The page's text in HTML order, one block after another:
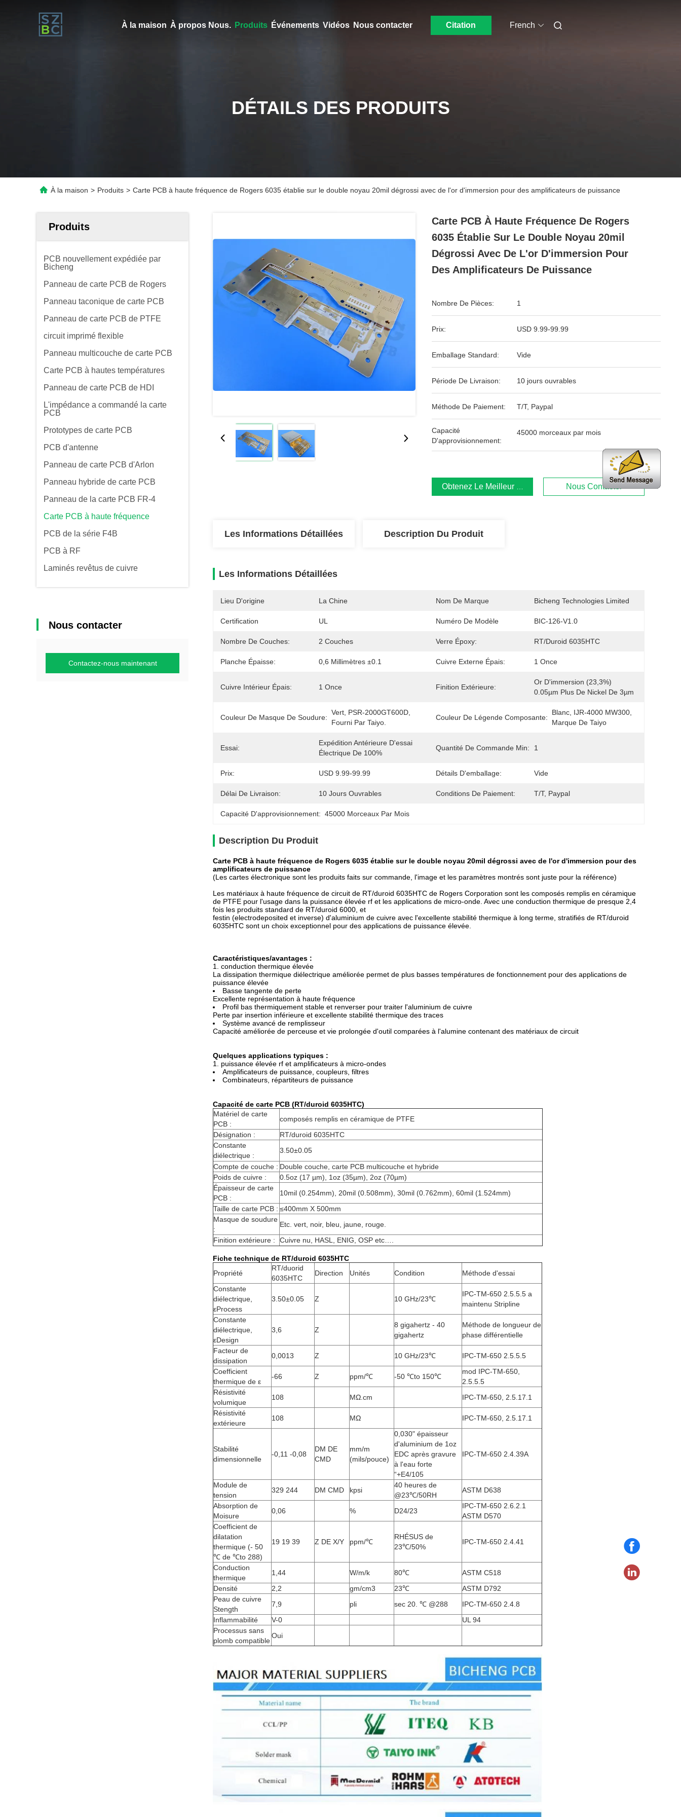
À la maison À propos Nous. Produits Événements Vidéos Nous contacter Citation French
DÉTAILS DES PRODUITS
À la maison > Produits > Carte PCB à haute fréquence de Rogers 6035 établie sur le double noyau 20mil dégrossi avec de l'or d'immersion pour des amplificateurs de puissance
Produits
PCB nouvellement expédiée par
Bicheng
Panneau de carte PCB de Rogers
Panneau taconique de carte PCB
Panneau de carte PCB de PTFE
circuit imprimé flexible
Panneau multicouche de carte PCB
Carte PCB à hautes températures
Panneau de carte PCB de HDI
L'impédance a commandé la carte
PCB
Prototypes de carte PCB
PCB d'antenne
Panneau de carte PCB d'Arlon
Panneau hybride de carte PCB
Panneau de la carte PCB FR-4
Carte PCB à haute fréquence
PCB de la série F4B
PCB à RF
Laminés revêtus de cuivre
Nous contacter
Contactez-nous maintenant
Carte PCB À Haute Fréquence De Rogers
6035 Établie Sur Le Double Noyau 20mil
Dégrossi Avec De L'or D'immersion Pour
Des Amplificateurs De Puissance
Nombre De Pièces: 1
Prix: USD 9.99-99.99
Emballage Standard: Vide
Période De Livraison: 10 jours ouvrables
Méthode De Paiement: T/T, Paypal
Capacité
D'approvisionnement:
45000 morceaux par mois
Obtenez Le Meilleur Prix Nous Contacter
Les Informations Détaillées Description Du Produit
Les Informations Détaillées
Lieu D'origine La Chine Nom De Marque Bicheng Technologies Limited
Certification UL Numéro De Modèle BIC-126-V1.0
Nombre De Couches: 2 Couches Verre Époxy: RT/duroid 6035HTC
Planche Épaisse: 0,6 Millimètres ±0.1 Cuivre Externe Épais: 1 Once
Cuivre Intérieur Épais: 1 Once Finition Extérieure:
Or D'immersion (23,3%)
0.05µm Plus De Nickel De 3µm
Couleur De Masque De Soudure:
Vert, PSR-2000GT600D,
Fourni Par Taiyo.
Couleur De Légende Composante:
Blanc, IJR-4000 MW300,
Marque De Taiyo
Essai:
Expédition Antérieure D'essai
Électrique De 100%
Quantité De Commande Min: 1
Prix: USD 9.99-99.99 Détails D'emballage: Vide
Délai De Livraison: 10 Jours Ouvrables Conditions De Paiement: T/T, Paypal
Capacité D'approvisionnement: 45000 Morceaux Par Mois
Description Du Produit
Carte PCB à haute fréquence de Rogers 6035 établie sur le double noyau 20mil dégrossi avec de l'or d'immersion pour des
amplificateurs de puissance
(Les cartes électronique sont les produits faits sur commande, l'image et les paramètres montrés sont juste pour la référence)
Les matériaux à haute fréquence de circuit de RT/duroid 6035HTC de Rogers Corporation sont les composés remplis en céramique
de PTFE pour l'usage dans la puissance élevée rf et les applications de micro-onde. Avec une conduction thermique de presque 2,4
fois les produits standard de RT/duroid 6000, et
festin (electrodeposited et inverse) d'aluminium de cuivre avec l'excellente stabilité thermique à long terme, stratifiés de RT/duroid
6035HTC sont un choix exceptionnel pour des applications de puissance élevée.
Caractéristiques/avantages :
1. conduction thermique élevée
La dissipation thermique diélectrique améliorée permet de plus basses températures de fonctionnement pour des applications de
puissance élevée
Basse tangente de perte
Excellente représentation à haute fréquence
Profil bas thermiquement stable et renverser pour traiter l'aluminium de cuivre
Perte par insertion inférieure et excellente stabilité thermique des traces
Système avancé de remplisseur
Capacité améliorée de perceuse et vie prolongée d'outil comparées à l'alumine contenant des matériaux de circuit
Quelques applications typiques :
1. puissance élevée rf et amplificateurs à micro-ondes
Amplificateurs de puissance, coupleurs, filtres
Combinateurs, répartiteurs de puissance
Capacité de carte PCB (RT/duroid 6035HTC)
Matériel de carte
PCB :
composés remplis en céramique de PTFE
Désignation :
RT/duroid 6035HTC
Constante
diélectrique :
3.50±0.05
Compte de couche : Double couche, carte PCB multicouche et hybride
Poids de cuivre :
0.5oz (17 µm), 1oz (35µm), 2oz (70µm)
Épaisseur de carte
PCB :
10mil (0.254mm), 20mil (0.508mm), 30mil (0.762mm), 60mil (1.524mm)
Taille de carte PCB : ≤400mm X 500mm
Masque de soudure
:
Etc. vert, noir, bleu, jaune, rouge.
Finition extérieure :
Cuivre nu, HASL, ENIG, OSP etc….
Fiche technique de RT/duroid 6035HTC
Propriété
RT/duorid
6035HTC
Direction Unités Condition
Méthode d'essai
Constante
diélectrique,
εProcess
3.50±0.05 Z 10 GHz/23℃
IPC-TM-650 2.5.5.5 a
maintenu Stripline
Constante
diélectrique,
εDesign
3,6 Z
8 gigahertz - 40
gigahertz
Méthode de longueur de
phase différentielle
Facteur de
dissipation
0,0013 Z 10 GHz/23℃
IPC-TM-650 2.5.5.5
Coefficient
thermique de ε
-66 Z ppm/℃ -50 ℃to 150℃
mod IPC-TM-650,
2.5.5.5
Résistivité
volumique
108 MΩ.cm
IPC-TM-650, 2.5.17.1
Résistivité
extérieure
108 MΩ IPC-TM-650, 2.5.17.1
Stabilité
dimensionnelle
-0,11 -0,08
DM DE
CMD
mm/m
(mils/pouce)
0,030" épaisseur
d'aluminium de 1oz
EDC après gravure
à l'eau forte
“+E4/105
IPC-TM-650 2.4.39A
Module de
tension
329 244 DM CMD kpsi
40 heures de
@23℃/50RH
ASTM D638
Absorption de
Moisure
0,06 % D24/23
IPC-TM-650 2.6.2.1
ASTM D570
Coefficient de
dilatation
thermique (- 50
℃ de ℃to 288)
19 19 39 Z DE X/Y ppm/℃
RHÉSUS de
23℃/50%
IPC-TM-650 2.4.41
Conduction
thermique
1,44 W/m/k 80℃
ASTM C518
Densité
2,2 gm/cm3 23℃
ASTM D792
Peau de cuivre
Stength
7,9 pli sec 20. ℃ @288
IPC-TM-650 2.4.8
Inflammabilité
V-0
UL 94
Processus sans
plomb compatible
Oui